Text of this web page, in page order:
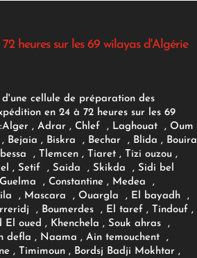
heures sur les 69 wilayas d'Algérie
cellule de préparation des
en 24 à 72 heures sur les 69
Alger , Adrar, Chlef , Laghouat , Oum
Bejaia , Biskra , Bechar , Blida , Bouira
, Tlemcen , Tiaret , Tizi ouzou ,
, Setif , Saida , Skikda , Sidi bel
, Constantine , Medea ,
, Mascara , Ouargla , El bayadh ,
, Boumerdes , El taref , Tindouf ,
El oued , Khenchela , Souk ahras ,
defla , Naama , Ain temouchent ,
, Timimoun , Bordsj Badji Mokhtar ,